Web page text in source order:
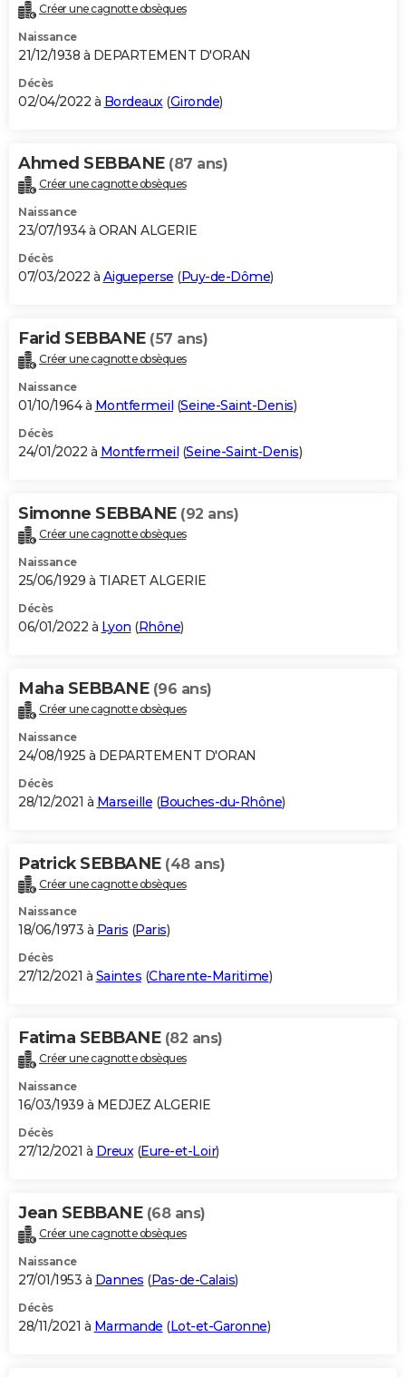
Créer une cagnotte obsèques
Naissance
21/12/1938 à DEPARTEMENT D'ORAN
Décès
02/04/2022 à Bordeaux(Gironde)
Ahmed SEBBANE (87 ans)
Créer une cagnotte obsèques
Naissance
23/07/1934 à ORAN ALGERIE
Décès
07/03/2022 à Aigueperse (Puy-de-Dôme)
Farid SEBBANE (57 ans)
Créer une cagnotte obsèques
Naissance
01/10/1964 à Montfermeil (Seine-Saint-Denis)
Décès
24/01/2022 à Montfermeil (Seine-Saint-Denis)
Simonne SEBBANE (92 ans)
Créer une cagnotte obsèques
Naissance
25/06/1929 à TIARET ALGERIE
Décès
06/01/2022 à Lyon (Rhône)
Maha SEBBANE (96 ans)
Créer une cagnotte obsèques
Naissance
24/08/1925 à DEPARTEMENT D'ORAN
Décès
28/12/2021 à Marseille (Bouches-du-Rhône)
Patrick SEBBANE (48 ans)
Créer une cagnotte obsèques
Naissance
18/06/1973 à Paris (Paris)
Décès
27/12/2021 à Saintes (Charente-Maritime)
Fatima SEBBANE (82 ans)
Créer une cagnotte obsèques
Naissance
16/03/1939 à MEDJEZ ALGERIE
Décès
27/12/2021 à Dreux(Eure-et-Loir)
Jean SEBBANE (68 ans)
Créer une cagnotte obsèques
Naissance
27/01/1953 à Dannes (Pas-de-Calais)
Décès
28/11/2021 à Marmande (Lot-et-Garonne)